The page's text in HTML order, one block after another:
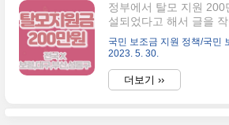
정부에서 탈모 지원 200
설되었다고 해서 글을
화조건으로 시행하는 도
즘 30대부터 탈모가 아
500만 원, 600만 원은
게 치료하지 못했던 탈모
국민 보조금 지원 정책/국민
2023. 5. 30.
더보기 ››